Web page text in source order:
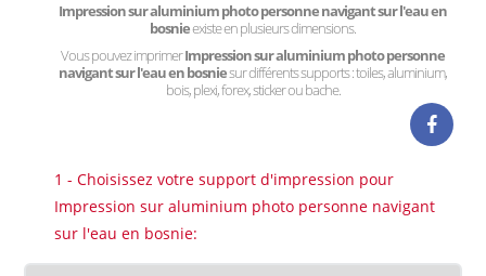
Impression sur aluminium photo personne navigant sur l'eau en
bosnieexiste en plusieurs dimensions.
Vous pouvez imprimerImpression sur aluminium photo personne
navigant sur l'eau en bosniesur différents supports : toiles, aluminium,
bois, plexi, forex, sticker ou bache.
1 - Choisissez votre support d'impression pour
Impression sur aluminium photo personne navigant
sur l'eau en bosnie: